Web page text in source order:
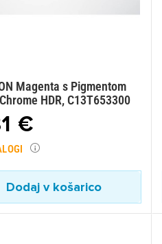
Magenta s Pigmentom
HDR, C13T653300
€
Dodaj v košarico